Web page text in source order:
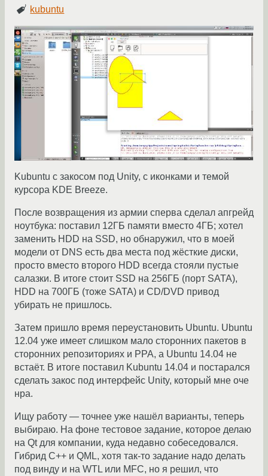
kubuntu
Kubuntu с закосом под Unity, с иконками и темой
курсора KDE Breeze.
После возвращения из армии сперва сделал апгрейд
ноутбука: поставил 12ГБ памяти вместо 4ГБ; хотел
заменить HDD на SSD, но обнаружил, что в моей
модели от DNS есть два места под жёсткие диски,
просто вместо второго HDD всегда стояли пустые
салазки. В итоге стоит SSD на 256ГБ (порт SATA),
HDD на 700ГБ (тоже SATA) и CD/DVD привод
убирать не пришлось.
Затем пришло время переустановить Ubuntu. Ubuntu
12.04 уже имеет слишком мало сторонних пакетов в
сторонних репозиториях и PPA, а Ubuntu 14.04 не
встаёт. В итоге поставил Kubuntu 14.04 и постарался
сделать закос под интерфейс Unity, который мне оче
нра.
Ищу работу — точнее уже нашёл варианты, теперь
выбираю. На фоне тестовое задание, которое делаю
на Qt для компании, куда недавно собеседовался.
Гибрид C++ и QML, хотя так-то задание надо делать
под винду и на WTL или MFC, но я решил, что